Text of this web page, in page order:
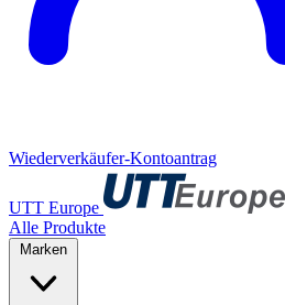
Wiederverkäufer-Kontoantrag
UTT Europe
Alle Produkte
Marken